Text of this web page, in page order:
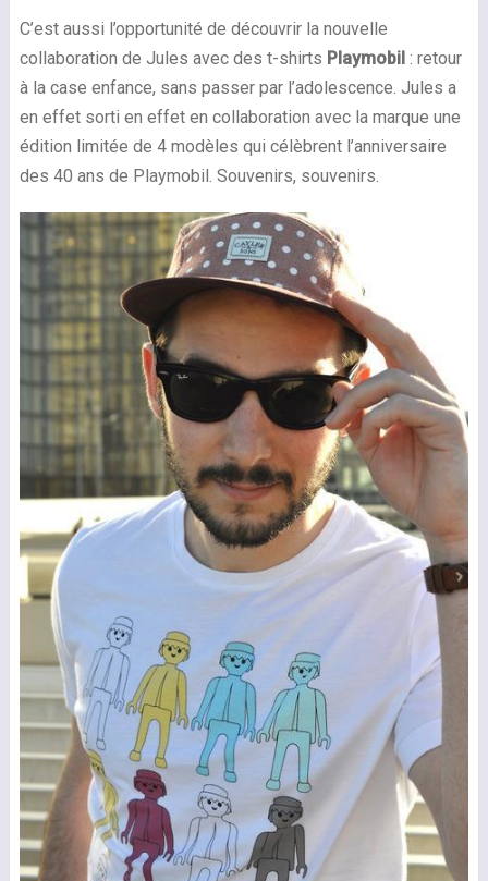
C’est aussi l’opportunité de découvrir la nouvelle
collaboration de Jules avec des t-shirts Playmobil: retour
à la case enfance, sans passer par l’adolescence. Jules a
en effet sorti en effet en collaboration avec la marque une
édition limitée de 4 modèles qui célèbrent l’anniversaire
des 40 ans de Playmobil. Souvenirs, souvenirs.